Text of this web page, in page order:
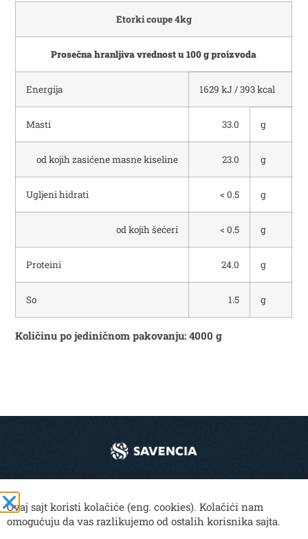
Etorki coupe 4kg
Prosečna hranljiva vrednost u 100 g proizvoda
Energija 1629 kJ / 393 kcal
Masti 33.0 g
od kojih zasićene masne kiseline 23.0 g
Ugljeni hidrati < 0.5 g
od kojih šećeri < 0.5 g
Proteini 24.0 g
So 1.5 g
Količinu po jediničnom pakovanju: 4000 g
Ovaj sajt koristi kolačiće (eng. cookies). Kolačići nam
omogućuju da vas razlikujemo od ostalih korisnika sajta.